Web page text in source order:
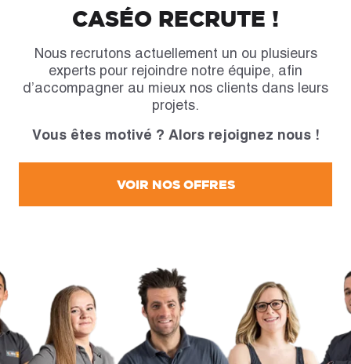
CASÉO RECRUTE !
Nous recrutons actuellement un ou plusieurs
experts pour rejoindre notre équipe, afin
d’accompagner au mieux nos clients dans leurs
projets.
Vous êtes motivé ? Alors rejoignez nous !
VOIR NOS OFFRES